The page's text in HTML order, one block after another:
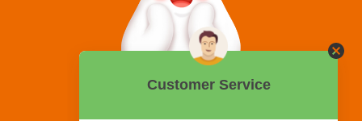
0858 2015 9999